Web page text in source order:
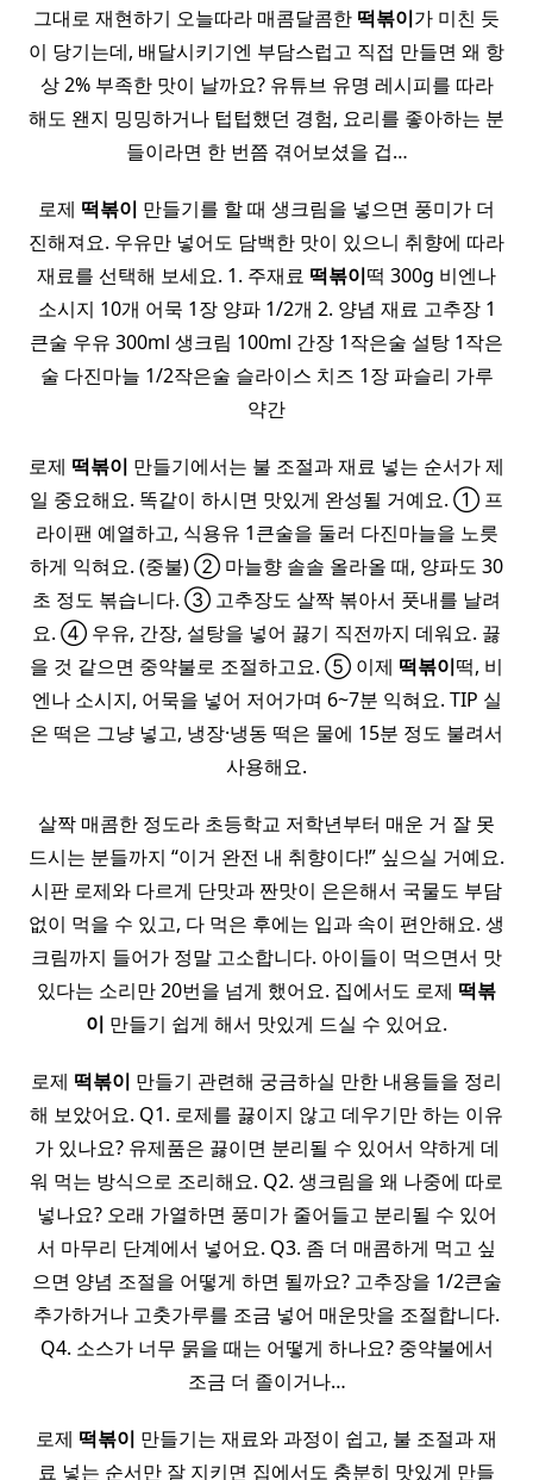
그대로 재현하기 오늘따라 매콤달콤한 떡볶이가 미친 듯
이 당기는데, 배달시키기엔 부담스럽고 직접 만들면 왜 항
상 2% 부족한 맛이 날까요? 유튜브 유명 레시피를 따라
해도 왠지 밍밍하거나 텁텁했던 경험, 요리를 좋아하는 분
들이라면 한 번쯤 겪어보셨을 겁…
로제 떡볶이 만들기를 할 때 생크림을 넣으면 풍미가 더
진해져요. 우유만 넣어도 담백한 맛이 있으니 취향에 따라
재료를 선택해 보세요. 1. 주재료 떡볶이떡 300g 비엔나
소시지 10개 어묵 1장 양파 1/2개 2. 양념 재료 고추장 1
큰술 우유 300ml 생크림 100ml 간장 1작은술 설탕 1작은
술 다진마늘 1/2작은술 슬라이스 치즈 1장 파슬리 가루
약간
로제 떡볶이 만들기에서는 불 조절과 재료 넣는 순서가 제
일 중요해요. 똑같이 하시면 맛있게 완성될 거예요. ① 프
라이팬 예열하고, 식용유 1큰술을 둘러 다진마늘을 노릇
하게 익혀요. (중불) ② 마늘향 솔솔 올라올 때, 양파도 30
초 정도 볶습니다. ③ 고추장도 살짝 볶아서 풋내를 날려
요. ④ 우유, 간장, 설탕을 넣어 끓기 직전까지 데워요. 끓
을 것 같으면 중약불로 조절하고요. ⑤ 이제 떡볶이떡, 비
엔나 소시지, 어묵을 넣어 저어가며 6~7분 익혀요. TIP 실
온 떡은 그냥 넣고, 냉장·냉동 떡은 물에 15분 정도 불려서
사용해요.
살짝 매콤한 정도라 초등학교 저학년부터 매운 거 잘 못
드시는 분들까지 “이거 완전 내 취향이다!” 싶으실 거예요.
시판 로제와 다르게 단맛과 짠맛이 은은해서 국물도 부담
없이 먹을 수 있고, 다 먹은 후에는 입과 속이 편안해요. 생
크림까지 들어가 정말 고소합니다. 아이들이 먹으면서 맛
있다는 소리만 20번을 넘게 했어요. 집에서도 로제 떡볶
이 만들기 쉽게 해서 맛있게 드실 수 있어요.
로제 떡볶이 만들기 관련해 궁금하실 만한 내용들을 정리
해 보았어요. Q1. 로제를 끓이지 않고 데우기만 하는 이유
가 있나요? 유제품은 끓이면 분리될 수 있어서 약하게 데
워 먹는 방식으로 조리해요. Q2. 생크림을 왜 나중에 따로
넣나요? 오래 가열하면 풍미가 줄어들고 분리될 수 있어
서 마무리 단계에서 넣어요. Q3. 좀 더 매콤하게 먹고 싶
으면 양념 조절을 어떻게 하면 될까요? 고추장을 1/2큰술
추가하거나 고춧가루를 조금 넣어 매운맛을 조절합니다.
Q4. 소스가 너무 묽을 때는 어떻게 하나요? 중약불에서
조금 더 졸이거나…
로제 떡볶이 만들기는 재료와 과정이 쉽고, 불 조절과 재
료 넣는 순서만 잘 지키면 집에서도 충분히 맛있게 만들